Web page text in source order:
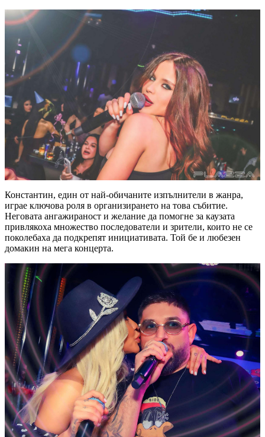
Константин, един от най-обичаните изпълнители в жанра,
играе ключова роля в организирането на това събитие.
Неговата ангажираност и желание да помогне за каузата
привлякоха множество последователи и зрители, които не се
поколебаха да подкрепят инициативата. Той бе и любезен
домакин на мега концерта.